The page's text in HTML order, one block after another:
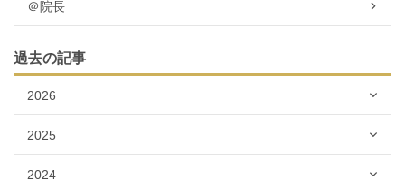
＠院長
過去の記事
2026
2025
2024